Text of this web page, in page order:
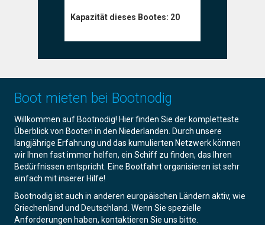
Kapazität dieses Bootes: 20
Boot mieten bei Bootnodig
Willkommen auf Bootnodig! Hier finden Sie der kompletteste
Überblick von Booten in den Niederlanden. Durch unsere
langjährige Erfahrung und das kumulierten Netzwerk können
wir Ihnen fast immer helfen, ein Schiff zu finden, das Ihren
Bedürfnissen entspricht. Eine Bootfahrt organisieren ist sehr
einfach mit inserer Hilfe!
Bootnodig ist auch in anderen europäischen Ländern aktiv, wie
Griechenland und Deutschland. Wenn Sie spezielle
Anforderungen haben, kontaktieren Sie uns bitte.